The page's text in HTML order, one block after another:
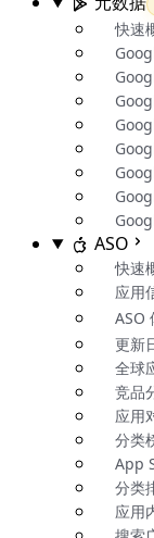
快速
ASO
快速
应用
ASO
更新
全球
竞品
应用
分类
App
分类
应用